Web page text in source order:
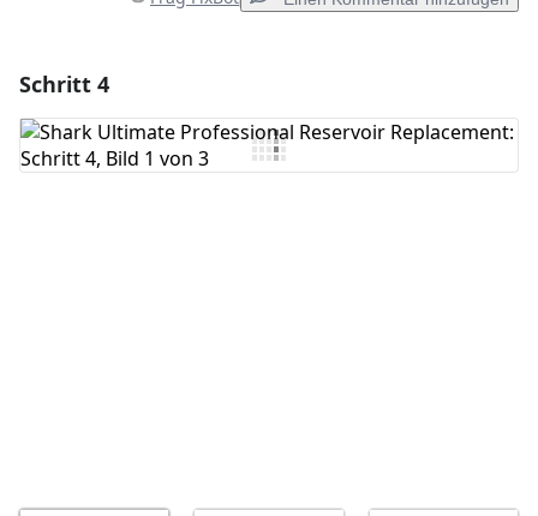
Kommentar hinzufügen
Schritt 4